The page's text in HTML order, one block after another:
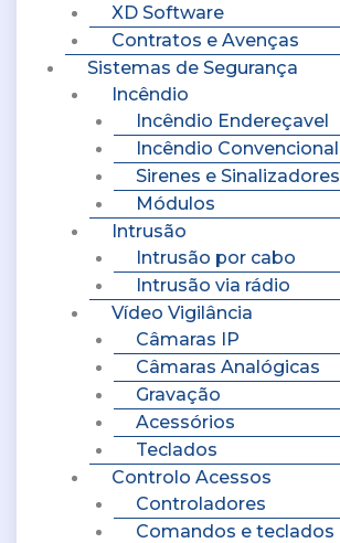
XD Software
Contratos e Avenças
Sistemas de Segurança
Incêndio
Incêndio Endereçavel
Incêndio Convencional
Sirenes e Sinalizadores
Módulos
Intrusão
Intrusão por cabo
Intrusão via rádio
Vídeo Vigilância
Câmaras IP
Câmaras Analógicas
Gravação
Acessórios
Teclados
Controlo Acessos
Controladores
Comandos e teclados